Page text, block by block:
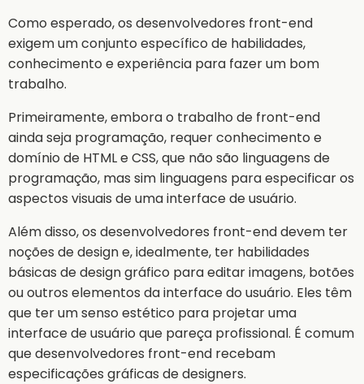
Como esperado, os desenvolvedores front-end
exigem um conjunto específico de habilidades,
conhecimento e experiência para fazer um bom
trabalho.
Primeiramente, embora o trabalho de front-end
ainda seja programação, requer conhecimento e
domínio de HTML e CSS, que não são linguagens de
programação, mas sim linguagens para especificar os
aspectos visuais de uma interface de usuário.
Além disso, os desenvolvedores front-end devem ter
noções de design e, idealmente, ter habilidades
básicas de design gráfico para editar imagens, botões
ou outros elementos da interface do usuário. Eles têm
que ter um senso estético para projetar uma
interface de usuário que pareça profissional. É comum
que desenvolvedores front-end recebam
especificações gráficas de designers.